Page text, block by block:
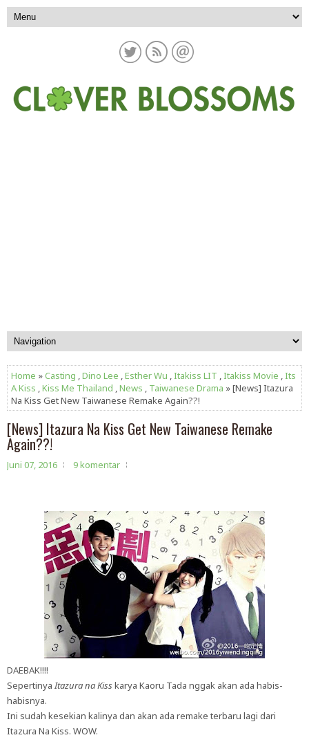
Home »Casting ,Dino Lee ,Esther Wu ,Itakiss LIT ,Itakiss Movie ,Its
A Kiss ,Kiss Me Thailand ,News , Taiwanese Drama » [News] Itazura
Na Kiss Get New Taiwanese Remake Again??!
[News] Itazura Na Kiss Get New Taiwanese Remake
Again??!
Juni 07, 2016 9 komentar
DAEBAK!!!!
Sepertinya Itazura na Kisskarya Kaoru Tada nggak akan ada habis-
habisnya.
Ini sudah kesekian kalinya dan akan ada remake terbaru lagi dari
Itazura Na Kiss. WOW.